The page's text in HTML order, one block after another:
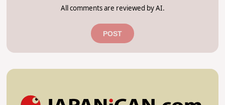
All comments are reviewed by AI.
POST